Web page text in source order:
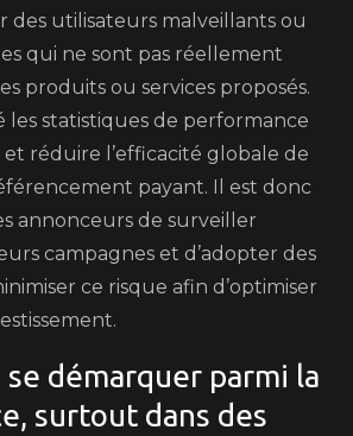
des utilisateurs malveillants ou
qui ne sont pas réellement
produits ou services proposés.
les statistiques de performance
réduire l’efficacité globale de
payant. Il est donc
annonceurs de surveiller
campagnes et d’adopter des
ce risque afin d’optimiser
démarquer parmi la
surtout dans des